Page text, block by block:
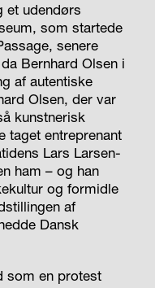
et udendørs
som startede
senere
Bernhard Olsen i
af autentiske
Olsen, der var
kunstnerisk
taget entreprenant
Lars Larsen-
ham – og han
og formidle
af
Dansk
som en protest